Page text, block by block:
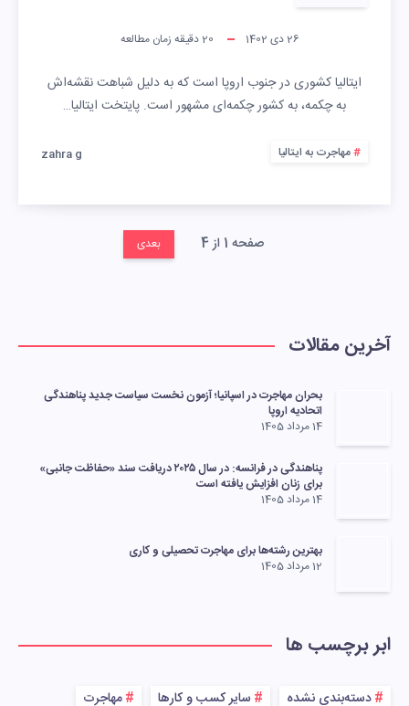
26 دی 1402 20دقیقه زمان مطالعه
ایتالیا کشوری در جنوب اروپا است که به دلیل شباهت نقشه‌اش
به چکمه، به کشور چکمه‌ای مشهور است. پایتخت ایتالیا…
مهاجرت به ایتالیا zahra g
صفحه 1 از 4 بعدی
آخرین مقالات
بحران مهاجرت در اسپانیا؛ آزمون نخست سیاست جدید پناهندگی
اتحادیه اروپا
14 مرداد 1405
پناهندگی در فرانسه: در سال ۲۰۲۵ دریافت سند «حفاظت جانبی»
برای زنان افزایش یافته است
14 مرداد 1405
بهترین رشته‌ها برای مهاجرت تحصیلی و کاری
12 مرداد 1405
ابر برچسب ها
دسته‌بندی نشده سایر کسب و کارها
مهاجرت